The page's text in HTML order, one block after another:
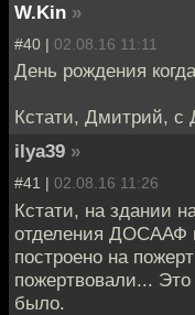
W.Kin »
#40 | 02.08.16 11:11
День рождения
Кстати, Дмитрий, с
ilya39 »
#41 | 02.08.16 11:26
Кстати, на здании
отделения ДОСААФ
построено на
пожертвовали... Это
было.